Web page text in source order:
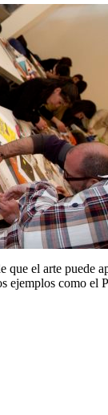
el arte puede
ejemplos como